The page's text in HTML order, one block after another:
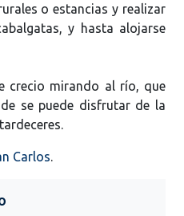
o estancias y realizar
y hasta alojarse
crecio mirando al río, que
se puede disfrutar de la
Carlos.